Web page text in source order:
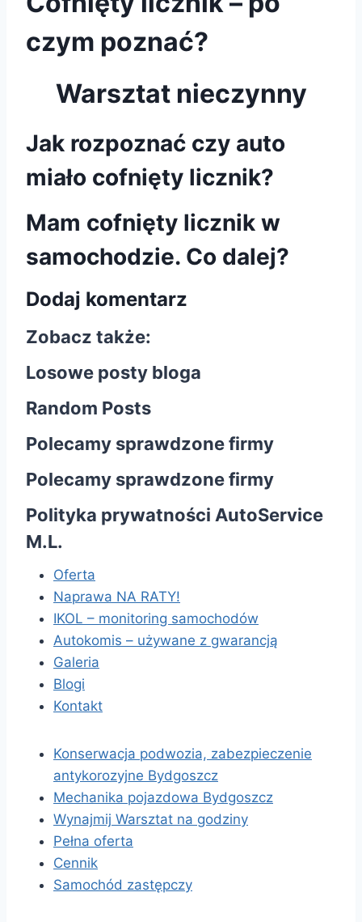
czym poznać?
Warsztat nieczynny
Jak rozpoznać czy auto
miało cofnięty licznik?
Mam cofnięty licznik w
samochodzie. Co dalej?
Dodaj komentarz
Zobacz także:
Losowe posty bloga
Random Posts
Polecamy sprawdzone firmy
Polecamy sprawdzone firmy
Polityka prywatności AutoService
M.L.
Oferta
Naprawa NA RATY!
IKOL – monitoring samochodów
Autokomis – używane z gwarancją
Galeria
Blogi
Kontakt
Konserwacja podwozia, zabezpieczenie
antykorozyjne Bydgoszcz
Mechanika pojazdowa Bydgoszcz
Wynajmij Warsztat na godziny
Pełna oferta
Cennik
Samochód zastępczy